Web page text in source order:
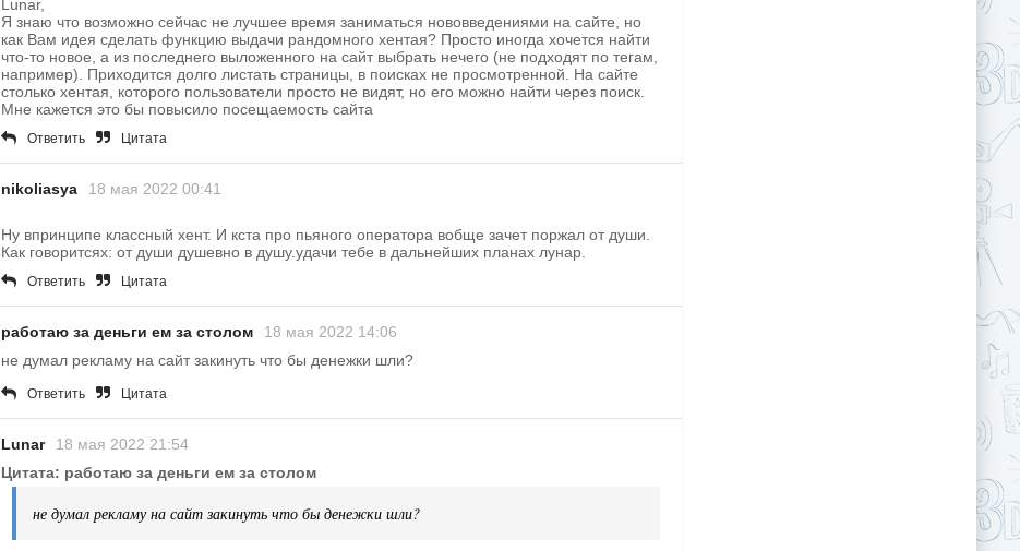
Lunar,
Я знаю что возможно сейчас не лучшее время заниматься нововведениями на сайте, но
как Вам идея сделать функцию выдачи рандомного хентая? Просто иногда хочется найти
что-то новое, а из последнего выложенного на сайт выбрать нечего (не подходят по тегам,
например). Приходится долго листать страницы, в поисках не просмотренной. На сайте
столько хентая, которого пользователи просто не видят, но его можно найти через поиск.
Мне кажется это бы повысило посещаемость сайта
Ответить Цитата
nikoliasya 18 мая 2022 00:41
Ну впринципе классный хент. И кста про пьяного оператора вобще зачет поржал от души.
Как говоритсях: от души душевно в душу.удачи тебе в дальнейших планах лунар.
Ответить Цитата
работаю за деньги ем за столом
18 мая 2022 14:06
не думал рекламу на сайт закинуть что бы денежки шли?
Ответить Цитата
Lunar
18 мая 2022 21:54
Цитата: работаю за деньги ем за столом
не думал рекламу на сайт закинуть что бы денежки шли?